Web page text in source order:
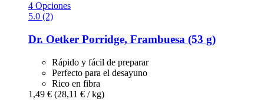
4 Opciones
5.0 (2)
Dr. Oetker Porridge, Frambuesa (53 g)
Rápido y fácil de preparar
Perfecto para el desayuno
Rico en fibra
1,49 € (28,11 € / kg)